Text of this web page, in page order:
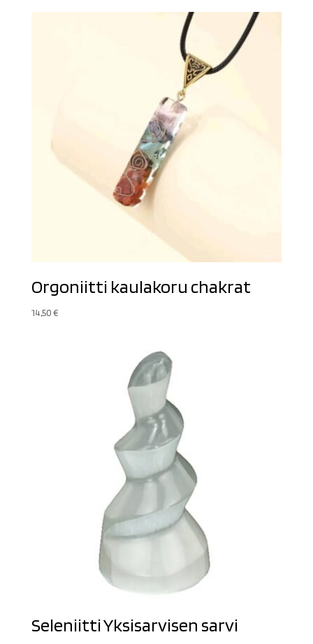
Orgoniitti kaulakoru chakrat
14,50€
Seleniitti Yksisarvisen sarvi